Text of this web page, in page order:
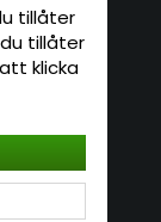
tillåter
tillåter
klicka